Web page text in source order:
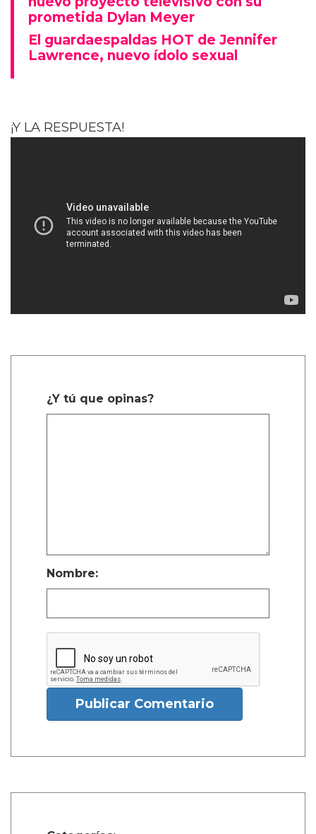
prometida Dylan Meyer
El guardaespaldas HOT de Jennifer
Lawrence, nuevo ídolo sexual
¡Y LA RESPUESTA!
¿Y tú que opinas?
Nombre:
Publicar Comentario